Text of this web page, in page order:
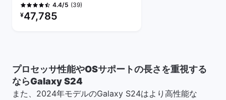
4.4/5 (39)
リファービッシュ品の価格：
¥47,785
プロセッサ性能やOSサポートの長さを重視する
ならGalaxy S24
また、2024年モデルのGalaxy S24はより高性能な